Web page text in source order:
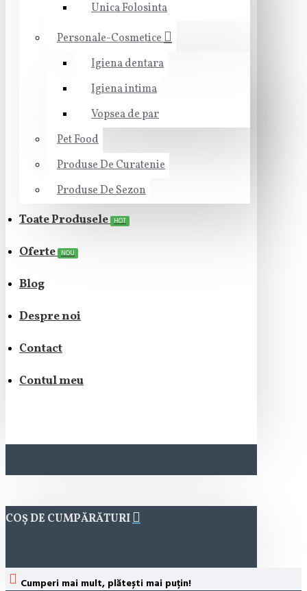
Unica Folosinta
Personale-Cosmetice
Igiena dentara
Igiena intima
Vopsea de par
Pet Food
Produse De Curatenie
Produse De Sezon
Toate Produsele HOT
Oferte NOU
Blog
Despre noi
Contact
Contul meu
COȘ DE CUMPĂRĂTURI
Cumperi mai mult, plătești mai puțin!